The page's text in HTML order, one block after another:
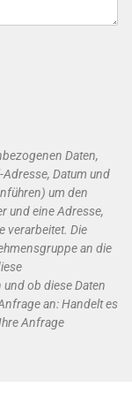
Daten,
Datum und
um den
und eine Adresse,
verarbeitet. Die
an die
ob diese Daten
an: Handelt es
Anfrage